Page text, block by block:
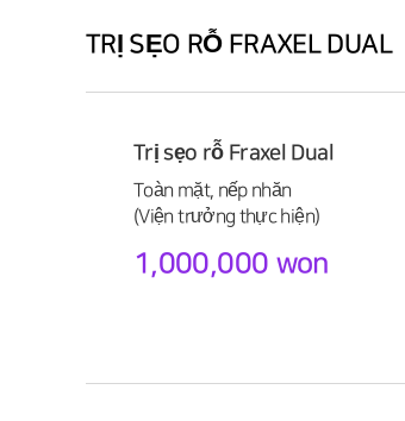
TRỊ SẸO RỖ FRAXEL DUAL
Trị sẹo rỗ Fraxel Dual
Toàn mặt, nếp nhăn
(Viện trưởng thực hiện)
1,000,000 won